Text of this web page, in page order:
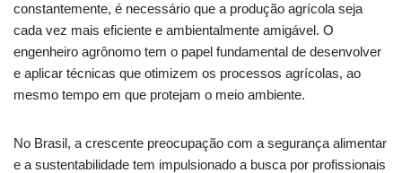
constantemente, é necessário que a produção agrícola seja
cada vez mais eficiente e ambientalmente amigável. O
engenheiro agrônomo tem o papel fundamental de desenvolver
e aplicar técnicas que otimizem os processos agrícolas, ao
mesmo tempo em que protejam o meio ambiente.
No Brasil, a crescente preocupação com a segurança alimentar
e a sustentabilidade tem impulsionado a busca por profissionais